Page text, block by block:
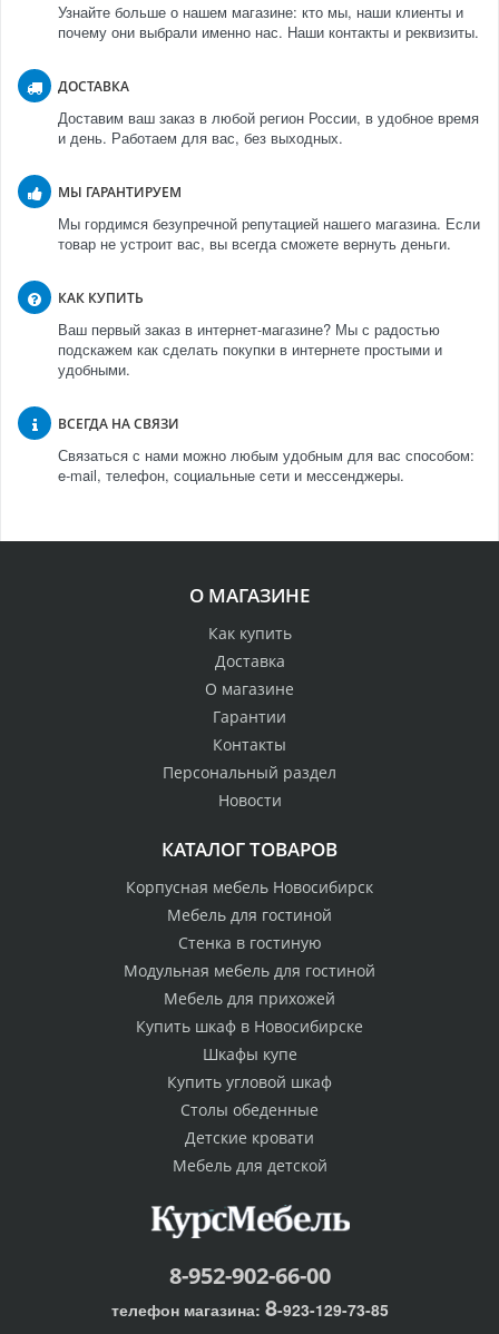
Узнайте больше о нашем магазине: кто мы, наши клиенты и
почему они выбрали именно нас. Наши контакты и реквизиты.
ДОСТАВКА
Доставим ваш заказ в любой регион России, в удобное время
и день. Работаем для вас, без выходных.
МЫ ГАРАНТИРУЕМ
Мы гордимся безупречной репутацией нашего магазина. Если
товар не устроит вас, вы всегда сможете вернуть деньги.
КАК КУПИТЬ
Ваш первый заказ в интернет-магазине? Мы с радостью
подскажем как сделать покупки в интернете простыми и
удобными.
ВСЕГДА НА СВЯЗИ
Связаться с нами можно любым удобным для вас способом:
e-mail, телефон, социальные сети и мессенджеры.
О МАГАЗИНЕ
Как купить
Доставка
О магазине
Гарантии
Контакты
Персональный раздел
Новости
КАТАЛОГ ТОВАРОВ
Корпусная мебель Новосибирск
Мебель для гостиной
Стенка в гостиную
Модульная мебель для гостиной
Мебель для прихожей
Купить шкаф в Новосибирске
Шкафы купе
Купить угловой шкаф
Столы обеденные
Детские кровати
Мебель для детской
8-952-902-66-00
телефон магазина: 8-923-129-73-85